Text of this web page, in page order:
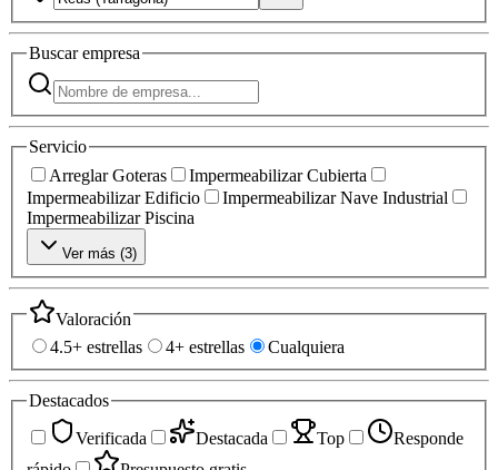
Buscarempresa
Servicio
Arreglar Goteras
Impermeabilizar Cubierta
Impermeabilizar Edificio
Impermeabilizar Nave Industrial
Impermeabilizar Piscina
Ver más (3)
Valoración
4.5+ estrellas
4+ estrellas Cualquiera
Destacados
Verificada
Destacada Top
Responde